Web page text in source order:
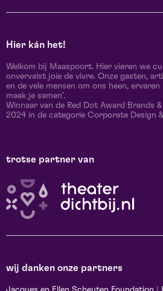
Hier kán het!
Welkom bij Maaspoort. Hier vieren we
onvervalst joie de vivre. Onze gasten,
en de vele mensen om ons heen,
maak je samen’.
Winnaar van de Red Dot Award Brands
2024 in de categorie Corporate Design
trotse partner van
wij danken onze partners